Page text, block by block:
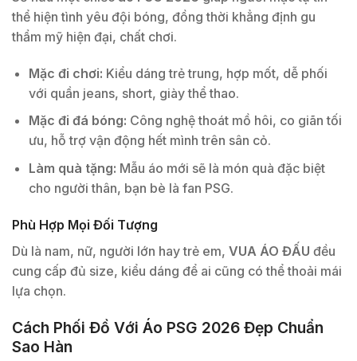
thể hiện tình yêu đội bóng, đồng thời khẳng định gu
thẩm mỹ hiện đại, chất chơi.
Mặc đi chơi: Kiểu dáng trẻ trung, hợp mốt, dễ phối
với quần jeans, short, giày thể thao.
Mặc đi đá bóng: Công nghệ thoát mồ hôi, co giãn tối
ưu, hỗ trợ vận động hết mình trên sân cỏ.
Làm quà tặng: Mẫu áo mới sẽ là món quà đặc biệt
cho người thân, bạn bè là fan PSG.
Phù Hợp Mọi Đối Tượng
Dù là nam, nữ, người lớn hay trẻ em, VUA ÁO ĐẤU đều
cung cấp đủ size, kiểu dáng để ai cũng có thể thoải mái
lựa chọn.
Cách Phối Đồ Với Áo PSG 2026 Đẹp Chuẩn
Sao Hàn